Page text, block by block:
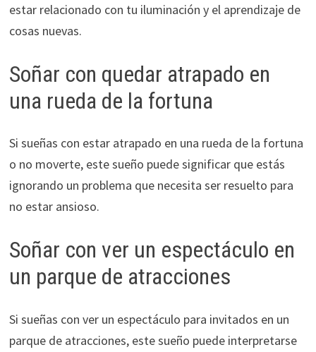
estar relacionado con tu iluminación y el aprendizaje de
cosas nuevas.
Soñar con quedar atrapado en
una rueda de la fortuna
Si sueñas con estar atrapado en una rueda de la fortuna
o no moverte, este sueño puede significar que estás
ignorando un problema que necesita ser resuelto para
no estar ansioso.
Soñar con ver un espectáculo en
un parque de atracciones
Si sueñas con ver un espectáculo para invitados en un
parque de atracciones, este sueño puede interpretarse